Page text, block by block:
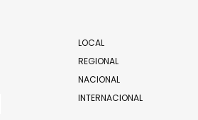
LOCAL
REGIONAL
NACIONAL
INTERNACIONAL